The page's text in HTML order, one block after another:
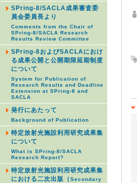
SPring-8/SACLA成果審査委
員会委員長より
Comments from the Chair of
SPring-8/SACLA Research
Results Review Committee
SPring-8およびSACLAにおけ
る成果公開と公開期限延期制度
について
System for Publication of
Research Results and Deadline
Extension at SPring-8 and
SACLA
発行にあたって
Background of Publication
特定放射光施設利用研究成果集
について
What is SPring-8/SACLA
Research Report?
特定放射光施設利用研究成果集
における二次出版（Secondary